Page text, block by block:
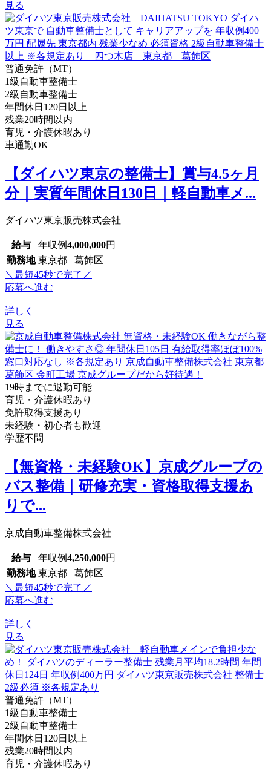
見る
普通免許（MT）
1級自動車整備士
2級自動車整備士
年間休日120日以上
残業20時間以内
育児・介護休暇あり
車通勤OK
【ダイハツ東京の整備士】賞与4.5ヶ月
分｜実質年間休日130日｜軽自動車メ...
ダイハツ東京販売株式会社
給与 年収例4,000,000円
勤務地 東京都 葛飾区
＼最短45秒で完了／
応募へ進む
詳しく
見る
19時までに退勤可能
育児・介護休暇あり
免許取得支援あり
未経験・初心者も歓迎
学歴不問
【無資格・未経験OK】京成グループの
バス整備｜研修充実・資格取得支援あ
りで...
京成自動車整備株式会社
給与 年収例4,250,000円
勤務地 東京都 葛飾区
＼最短45秒で完了／
応募へ進む
詳しく
見る
普通免許（MT）
1級自動車整備士
2級自動車整備士
年間休日120日以上
残業20時間以内
育児・介護休暇あり